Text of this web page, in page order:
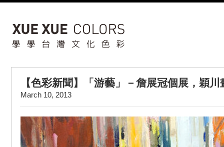
【色彩新聞】「游藝」－詹展冠個展，穎川
March 10, 2013